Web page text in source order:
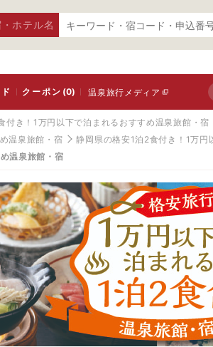
ホテル名
クーポン(0) 温泉旅行メディア
付き！1万円以下で泊まれるおすすめ温泉旅館・宿
温泉旅館・宿
静岡県の格安1泊2食付き！1万
温泉旅館・宿